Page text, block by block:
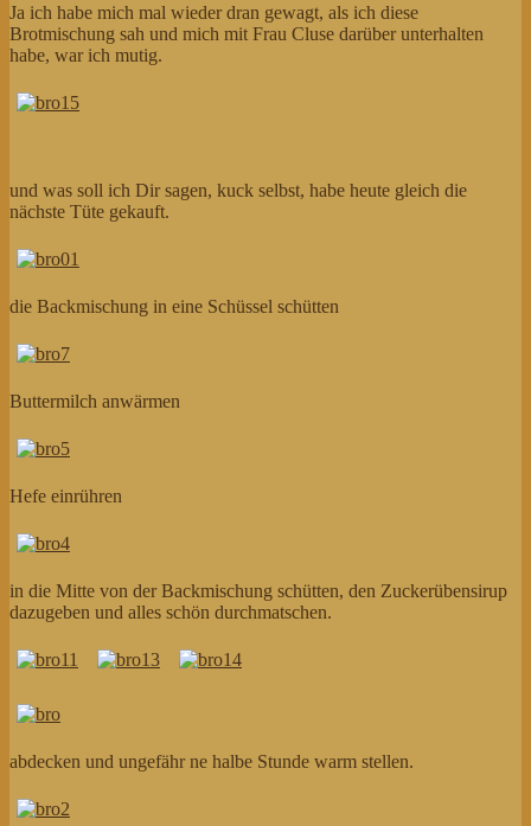
Ja ich habe mich mal wieder dran gewagt, als ich diese
Brotmischung sah und mich mit Frau Cluse darüber unterhalten
habe, war ich mutig.
und was soll ich Dir sagen, kuck selbst, habe heute gleich die
nächste Tüte gekauft.
die Backmischung in eine Schüssel schütten
Buttermilch anwärmen
Hefe einrühren
in die Mitte von der Backmischung schütten, den Zuckerübensirup
dazugeben und alles schön durchmatschen.
abdecken und ungefähr ne halbe Stunde warm stellen.